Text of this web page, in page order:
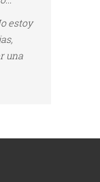
estoy
una